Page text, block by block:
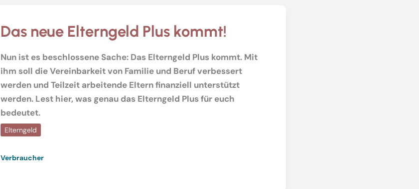
Das neue Elterngeld Plus kommt!
Nun ist es beschlossene Sache: Das Elterngeld Plus kommt. Mit
ihm soll die Vereinbarkeit von Familie und Beruf verbessert
werden und Teilzeit arbeitende Eltern finanziell unterstützt
werden. Lest hier, was genau das Elterngeld Plus für euch
bedeutet.
Elterngeld
Verbraucher